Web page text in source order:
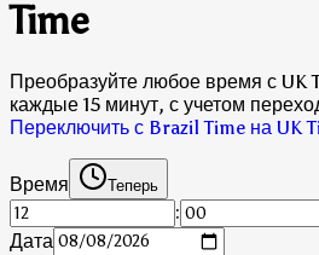
Time
Преобразуйте любое время с UK
каждые 15 минут, с учетом
Переключить с Brazil Time на UK
Время Теперь
:
Дата